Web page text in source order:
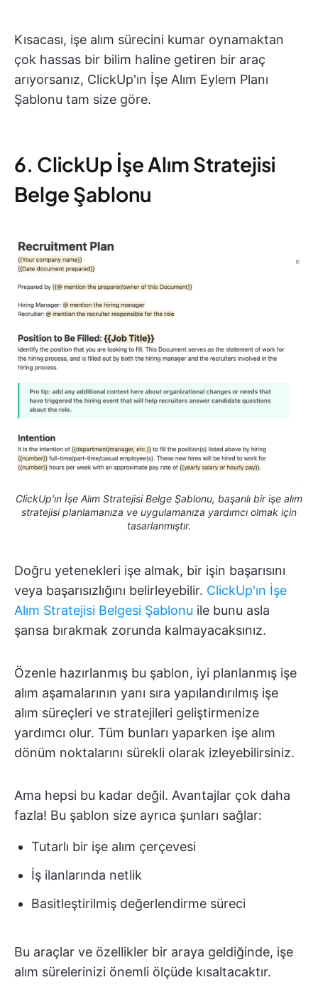
Kısacası, işe alım sürecini kumar oynamaktan
çok hassas bir bilim haline getiren bir araç
arıyorsanız, ClickUp'ın İşe Alım Eylem Planı
Şablonu tam size göre.
6. ClickUp İşe Alım Stratejisi
Belge Şablonu
ClickUp'ın İşe Alım Stratejisi Belge Şablonu, başarılı bir işe alım
stratejisi planlamanıza ve uygulamanıza yardımcı olmak için
tasarlanmıştır.
Doğru yetenekleri işe almak, bir işin başarısını
veya başarısızlığını belirleyebilir. ClickUp'ın İşe
Alım Stratejisi Belgesi Şablonu ile bunu asla
şansa bırakmak zorunda kalmayacaksınız.
Özenle hazırlanmış bu şablon, iyi planlanmış işe
alım aşamalarının yanı sıra yapılandırılmış işe
alım süreçleri ve stratejileri geliştirmenize
yardımcı olur. Tüm bunları yaparken işe alım
dönüm noktalarını sürekli olarak izleyebilirsiniz.
Ama hepsi bu kadar değil. Avantajlar çok daha
fazla! Bu şablon size ayrıca şunları sağlar:
Tutarlı bir işe alım çerçevesi
İş ilanlarında netlik
Basitleştirilmiş değerlendirme süreci
Bu araçlar ve özellikler bir araya geldiğinde, işe
alım sürelerinizi önemli ölçüde kısaltacaktır.